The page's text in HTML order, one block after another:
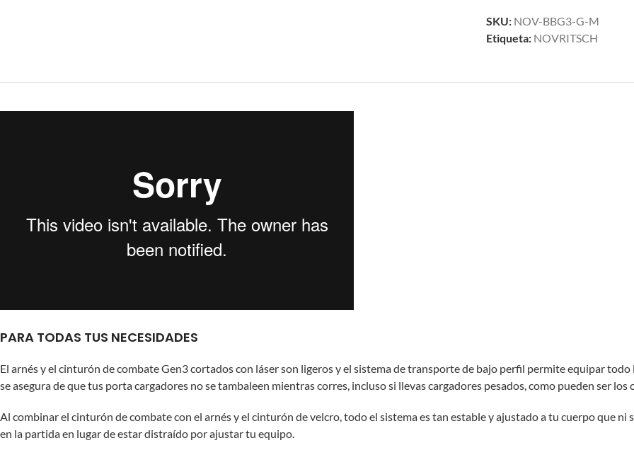
SKU: NOV-BBG3-G-M
Etiqueta: NOVRITSCH
PARA TODAS TUS NECESIDADES
El arnés y el cinturón de combate Gen3 cortados con láser son ligeros y el sistema de transporte de bajo perfil permite equipar
se asegura de que tus porta cargadores no se tambaleen mientras corres, incluso si llevas cargadores pesados, como pueden ser los
Al combinar el cinturón de combate con el arnés y el cinturón de velcro, todo el sistema es tan estable y ajustado a tu cuerpo que
en la partida en lugar de estar distraído por ajustar tu equipo.